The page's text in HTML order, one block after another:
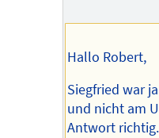
Hallo Robert,
Siegfried war
und nicht am
Antwort richtig.